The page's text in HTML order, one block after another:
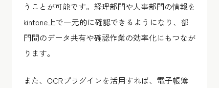
うことが可能です。経理部門や人事部門の情報を
kintone上で一元的に確認できるようになり、部
門間のデータ共有や確認作業の効率化にもつなが
ります。
また、OCRプラグインを活用すれば、電子帳簿